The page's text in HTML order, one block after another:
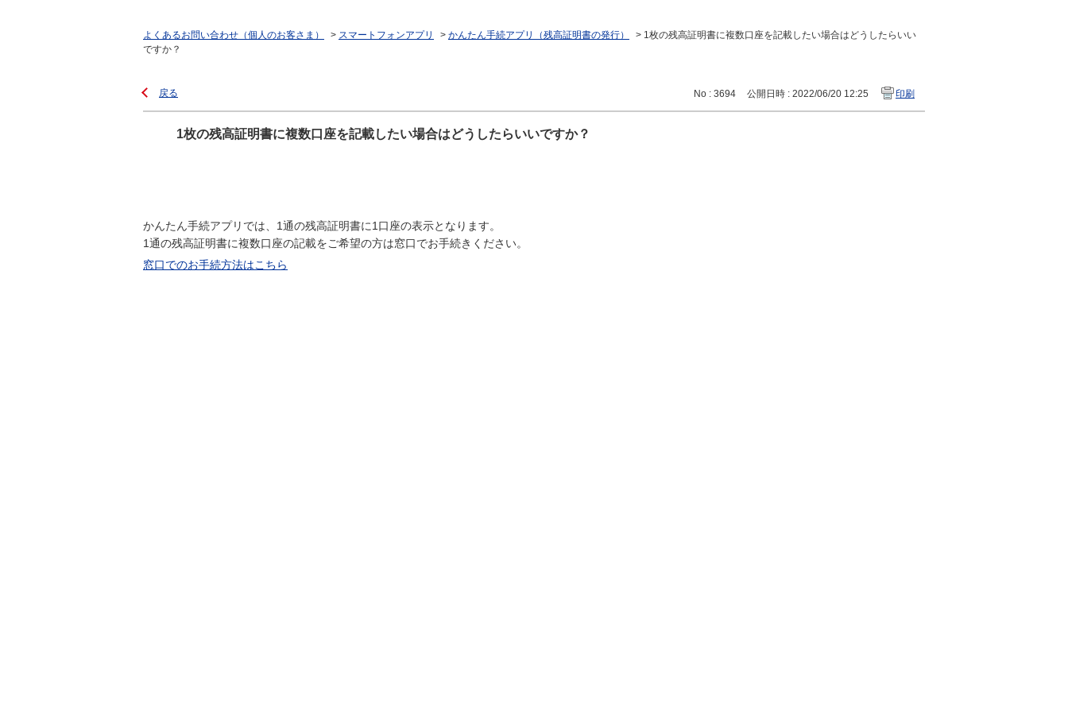
よくあるお問い合わせ（個人のお客さま） > スマートフォンアプリ > かんたん手続アプリ（残高証明書の発行） > 1枚の残高証明書に複数口座を記載したい場合はどうしたらいい
ですか？
戻る No : 3694 公開日時 : 2022/06/20 12:25 印刷
1枚の残高証明書に複数口座を記載したい場合はどうしたらいいですか？
かんたん手続アプリでは、1通の残高証明書に1口座の表示となります。
1通の残高証明書に複数口座の記載をご希望の方は窓口でお手続きください。
窓口でのお手続方法はこちら